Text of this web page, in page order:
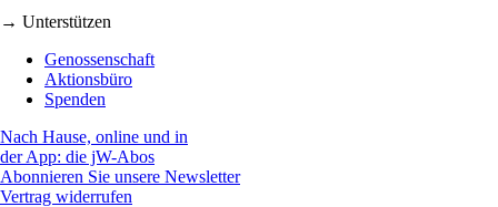
→ Unterstützen
Genossenschaft
Aktionsbüro
Spenden
Nach Hause, online und in
der App: die jW-Abos
Abonnieren Sie unsere Newsletter
Vertrag widerrufen